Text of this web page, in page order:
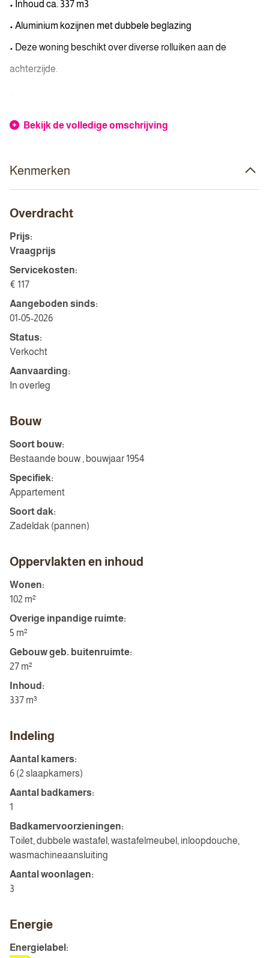
• Inhoud ca. 337 m3
• Aluminium kozijnen met dubbele beglazing
• Deze woning beschikt over diverse rolluiken aan de
achterzijde.
Bekijk de volledige omschrijving
Kenmerken
Overdracht
Prijs:
Vraagprijs
Servicekosten:
€ 117
Aangeboden sinds:
01-05-2026
Status:
Verkocht
Aanvaarding:
In overleg
Bouw
Soort bouw:
Bestaande bouw , bouwjaar 1954
Specifiek:
Appartement
Soort dak:
Zadeldak (pannen)
Oppervlakten en inhoud
Wonen:
102 m²
Overige inpandige ruimte:
5 m²
Gebouw geb. buitenruimte:
27 m²
Inhoud:
337 m³
Indeling
Aantal kamers:
6 (2 slaapkamers)
Aantal badkamers:
1
Badkamervoorzieningen:
Toilet, dubbele wastafel, wastafelmeubel, inloopdouche,
wasmachineaansluiting
Aantal woonlagen:
3
Energie
Energielabel: